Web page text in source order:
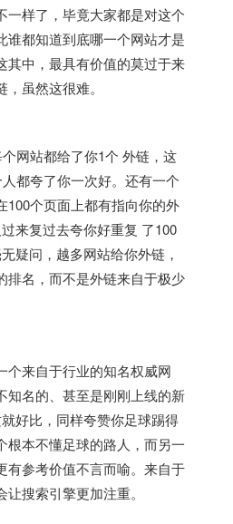
一样了，毕竟大家都是对这个
谁都知道到底哪一个网站才是
其中，最具有价值的莫过于来
虽然这很难。
网站都给了你1个 外链，这
都夸了你一次好。还有一个
100个页面上都有指向你的外
来复过去夸你好重复 了100
疑问，越多网站给你外链，
排名，而不是外链来自于极少
个来自于行业的知名权威网
知名的、甚至是刚刚上线的新
好比，同样夸赞你足球踢得
根本不懂足球的路人，而另一
有参考价值不言而喻。来自于
搜索引擎更加注重。